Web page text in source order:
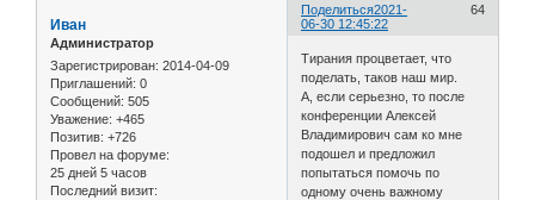
Поделиться 64
2021-
06-30 12:45:22
Иван
Администратор
Зарегистрирован: 2014-04-09
Приглашений: 0
Сообщений: 505
Уважение: +465
Позитив: +726
Провел на форуме:
25 дней 5 часов
Последний визит:
Тирания процветает, что
поделать, таков наш мир.
А, если серьезно, то после
конференции Алексей
Владимирович сам ко мне
подошел и предложил
попытаться помочь по
одному очень важному